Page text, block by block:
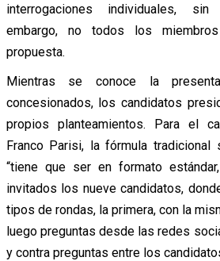
interrogaciones individuales, sin
embargo, no todos los
propuesta.
Mientras se conoce la
concesionados, los candidatos
propios planteamientos. Para el
Franco Parisi, la fórmula tradicional
“tiene que ser en formato
invitados los nueve candidatos,
tipos de rondas, la primera, con la
luego preguntas desde las redes
y contra preguntas entre los